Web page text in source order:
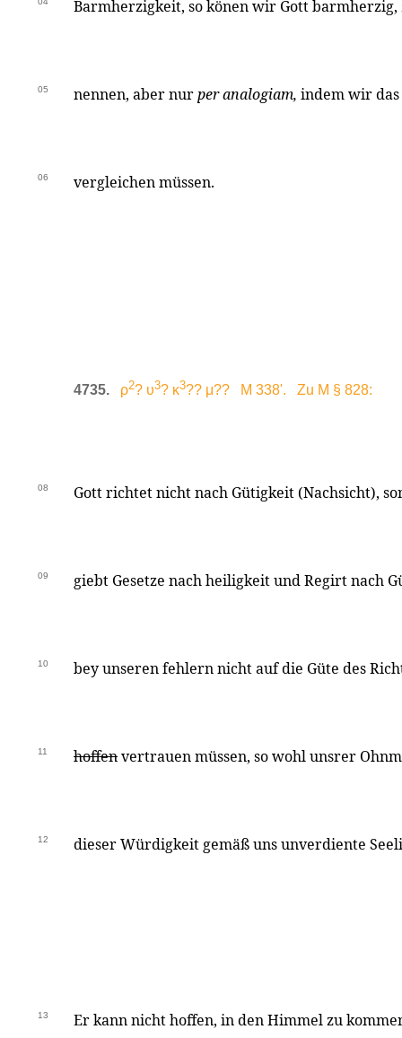
Barmherzigkeit, so könen wir Gott
05 nennen, aber nurper analogiam, indem wir
06 vergleichen müssen.
4735. ρ2? υ3? κ3?? μ?? M 338'. Zu M § 828:
08 Gott richtet nicht nach Gütigkeit (Nachsicht),
09 giebt Gesetze nach heiligkeit und Regirt nach
10 bey unseren fehlern nicht auf die Güte des
11 hoffenvertrauen müssen, so wohl unsrer
12 dieser Würdigkeit gemäß uns unverdiente
13 Er kann nicht hoffen, in den Himmel zu